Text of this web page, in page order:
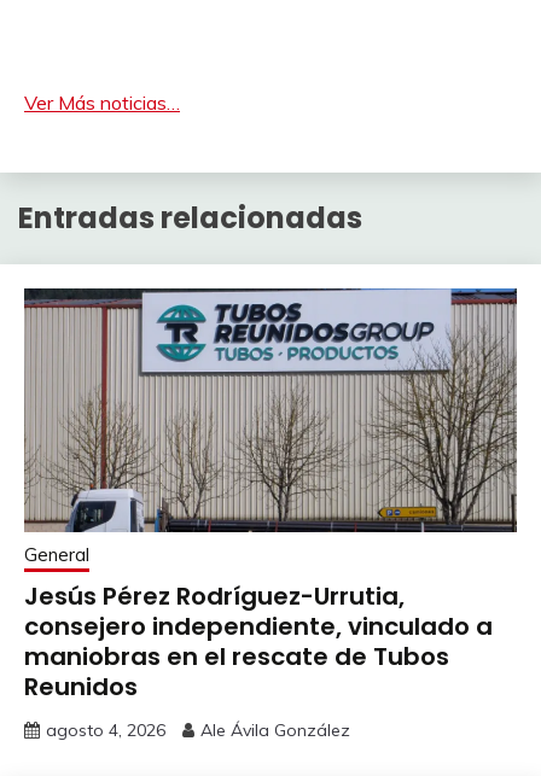
Ver Más noticias…
Entradas relacionadas
General
Jesús Pérez Rodríguez-Urrutia,
consejero independiente, vinculado a
maniobras en el rescate de Tubos
Reunidos
agosto 4, 2026 Ale Ávila González